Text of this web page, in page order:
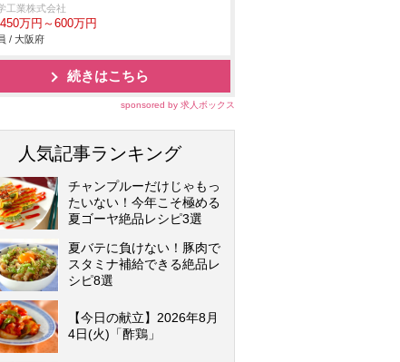
工業株式会社
万円～600万円
/ 大阪府
続きはこちら
sponsored by 求人ボックス
人気記事ランキング
チャンプルーだけじゃもっ
たいない！今年こそ極める
夏ゴーヤ絶品レシピ3選
夏バテに負けない！豚肉で
スタミナ補給できる絶品レ
シピ8選
【今日の献立】2026年8月
4日(火)「酢鶏」